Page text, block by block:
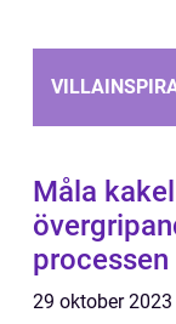
Måla
processen
29 oktober 2023